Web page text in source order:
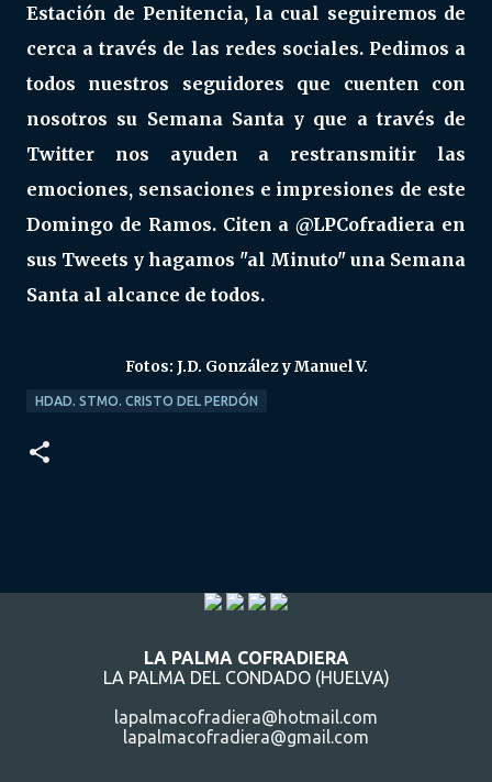
Estación de Penitencia, la cual seguiremos de
cerca a través de las redes sociales. Pedimos a
todos nuestros seguidores que cuenten con
nosotros su Semana Santa y que a través de
Twitter nos ayuden a restransmitir las
emociones, sensaciones e impresiones de este
Domingo de Ramos. Citen a @LPCofradiera en
sus Tweets y hagamos "al Minuto" una Semana
Santa al alcance de todos.
Fotos: J.D. González y Manuel V.
HDAD. STMO. CRISTO DEL PERDÓN
LA PALMA COFRADIERA
LA PALMA DEL CONDADO (HUELVA)
lapalmacofradiera@hotmail.com
lapalmacofradiera@gmail.com